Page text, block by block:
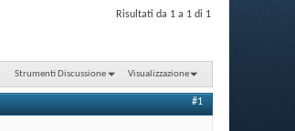
Risultati da 1 a 1 di 1
Strumenti Discussione Visualizzazione
#1